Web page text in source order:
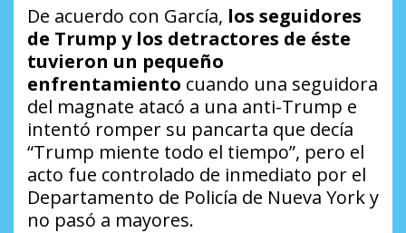
De acuerdo con García, los seguidores
de Trump y los detractores de éste
tuvieron un pequeño
enfrentamiento cuando una seguidora
del magnate atacó a una anti-Trump e
intentó romper su pancarta que decía
“Trump miente todo el tiempo”, pero el
acto fue controlado de inmediato por el
Departamento de Policía de Nueva York y
no pasó a mayores.